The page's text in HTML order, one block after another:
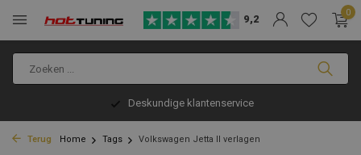
9,2
0
Deskundige klantenservice
Terug Home Tags Volkswagen Jetta II verlagen